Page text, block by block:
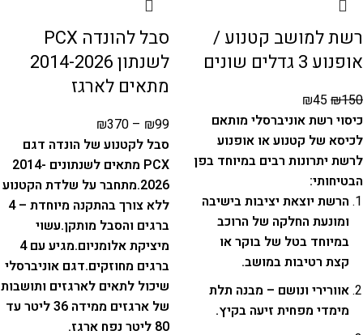
רשת למושב קטנוע /
אופנוע 3 גדלים שונים
₪150
₪45
כיסוי רשת אוניברסלי מותאם
לכיסא של קטנוע או אופנוע
לרשת יתרונות רבים במיוחד בפן
הבטיחותי:
הרשת יוצאת יציבות בישיבה
ומונעת החלקה של הרוכב
במיוחד בטל של בוקר או
קצת רטיבות במושב.
אוורירי ונושם – מבנה תלת
מימדי מפחית זיעה בקיץ.
סבל להונדה PCX
לשנתון 2014-2026
מתאים לארגז
₪99
–
₪370
סבל לקטנוע של הונדה דגם
PCX מתאים לשנתונים 2014-
2026. מתחבר על שלדת הקטנוע
ללא צורך בהתקנה מיוחדת – 4
ברגים והסבל מותקן.עשוי
מיציקת אלומניום.
מגיע עם 4
ברגים מחוזקים.דגם אוניברסלי
שיכול לתאים לארגזים ותושבות
של ארגזים ממידה 36 ליטר עד
80 ליטר נפח ארגז.